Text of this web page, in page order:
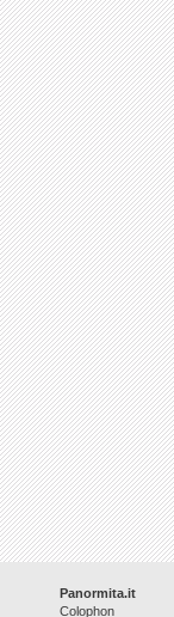
Panormita.it
Colophon